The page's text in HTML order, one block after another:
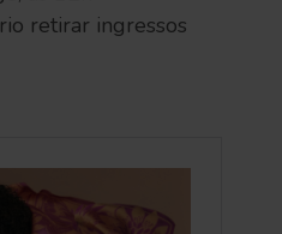
retirar ingressos